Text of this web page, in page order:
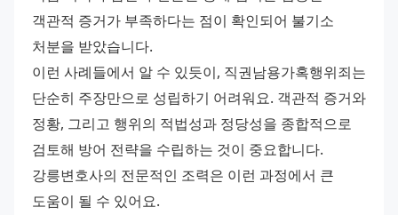
객관적 증거가 부족하다는 점이 확인되어 불기소
처분을 받았습니다.
이런 사례들에서 알 수 있듯이, 직권남용가혹행위죄는
단순히 주장만으로 성립하기 어려워요. 객관적 증거와
정황, 그리고 행위의 적법성과 정당성을 종합적으로
검토해 방어 전략을 수립하는 것이 중요합니다.
강릉변호사의 전문적인 조력은 이런 과정에서 큰
도움이 될 수 있어요.